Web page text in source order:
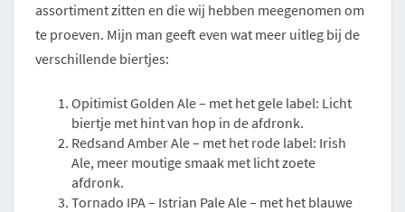
assortiment zitten en die wij hebben meegenomen om
te proeven. Mijn man geeft even wat meer uitleg bij de
verschillende biertjes:
Opitimist Golden Ale – met het gele label: Licht
biertje met hint van hop in de afdronk.
Redsand Amber Ale – met het rode label: Irish
Ale, meer moutige smaak met licht zoete
afdronk.
Tornado IPA – Istrian Pale Ale – met het blauwe